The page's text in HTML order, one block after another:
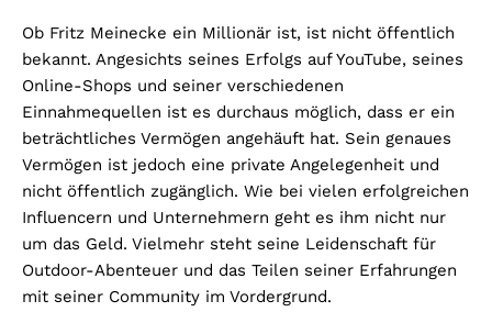
Ob Fritz Meinecke ein Millionär ist, ist nicht öffentlich
bekannt. Angesichts seines Erfolgs auf YouTube, seines
Online-Shops und seiner verschiedenen
Einnahmequellen ist es durchaus möglich, dass er ein
beträchtliches Vermögen angehäuft hat. Sein genaues
Vermögen ist jedoch eine private Angelegenheit und
nicht öffentlich zugänglich. Wie bei vielen erfolgreichen
Influencern und Unternehmern geht es ihm nicht nur
um das Geld. Vielmehr steht seine Leidenschaft für
Outdoor-Abenteuer und das Teilen seiner Erfahrungen
mit seiner Community im Vordergrund.